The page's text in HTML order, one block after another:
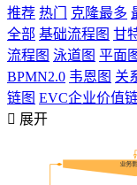
推荐 热门 克隆最多
全部 基础流程图 甘
流程图 泳道图 平面
BPMN2.0 韦恩图 关
链图 EVC企业价值
 展开